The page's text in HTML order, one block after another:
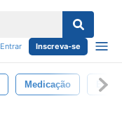
Entrar Inscreva-se
Medicação